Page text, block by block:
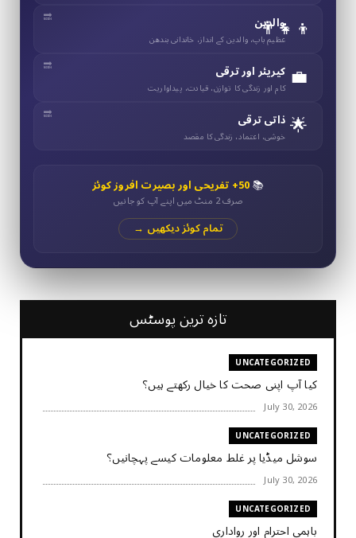
👨‍👧‍👦
والدین
عظیم باپ، والدین کے انداز، خاندانی بندھن
💼 کیریئر اور ترقی
کام اور زندگی کا توازن، قیادت، پیداواریت
🌟 ذاتی ترقی
خوشی، اعتماد، زندگی کا مقصد
📚50+ تفریحی اور بصیرت افروز کوئز
صرف 2 منٹ میں اپنے آپ کو جانیں
تمام کوئز دیکھیں →
تازہ ترین پوسٹس
UNCATEGORIZED
کیا آپ اپنی صحت کا خیال رکھتے ہیں؟
July 30, 2026
UNCATEGORIZED
سوشل میڈیا پر غلط معلومات کیسے پہچانیں؟
July 30, 2026
UNCATEGORIZED
باہمی احترام اور رواداری